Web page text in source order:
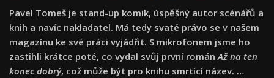
Pavel Tomeš je stand-up komik, úspěšný autor scénářů a
knih a navíc nakladatel. Má tedy svaté právo se v našem
magazínu ke své práci vyjádřit. S mikrofonem jsme ho
zastihli krátce poté, co vydal svůj první román Až na ten
konec dobrý, což může být pro knihu smrtící název. …